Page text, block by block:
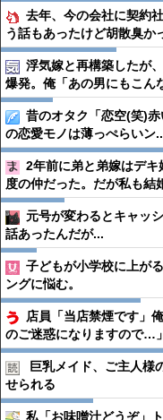
去年、今の会社に契約
う話もあったけど胡散臭か
浮気嫁と再構築したが
爆発。俺「あの男にもこん
昔のオタク「恋空(笑)
の恋愛モノは薄っぺらいン
2年前に弟と弟嫁はデ
度の仲だった。だが私も結
元号が変わるとキャッ
話あったんだが...
子どもが小学校に上が
ングに悩む。
店員「当店禁煙です」
のご迷惑になりますので…
巨乳メイド、ご主人様
せられる
私「お味噌汁どうぞ」